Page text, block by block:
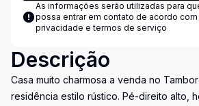
As informações serão utilizadas para
possa entrar em contato de acordo com
privacidade e termos de serviço
Descrição
Casa muito charmosa a venda no
residência estilo rústico. Pé-direito alto,